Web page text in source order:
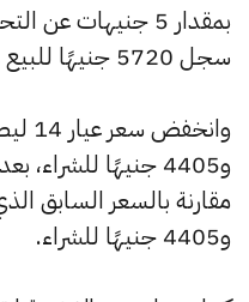
بمقدار 5 جنيهات
سجل 5720 جنيهًا للبيع و 5660 جنيهًا للشراء.
و4405 جنيهًا للشراء.